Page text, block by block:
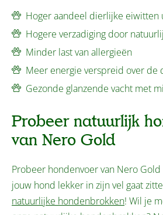
Hoger aandeel dierlijke eiwitten
Hogere verzadiging door
Minder last van allergieën
Meer energie verspreid over de
Gezonde glanzende vacht met
Probeer natuurlijk
van Nero Gold
Probeer hondenvoer van Nero
jouw hond lekker in zijn vel gaat
natuurlijke hondenbrokken! Wil je